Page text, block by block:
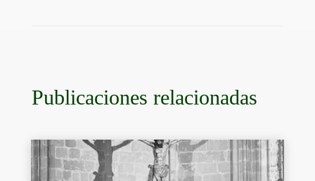
Publicaciones relacionadas